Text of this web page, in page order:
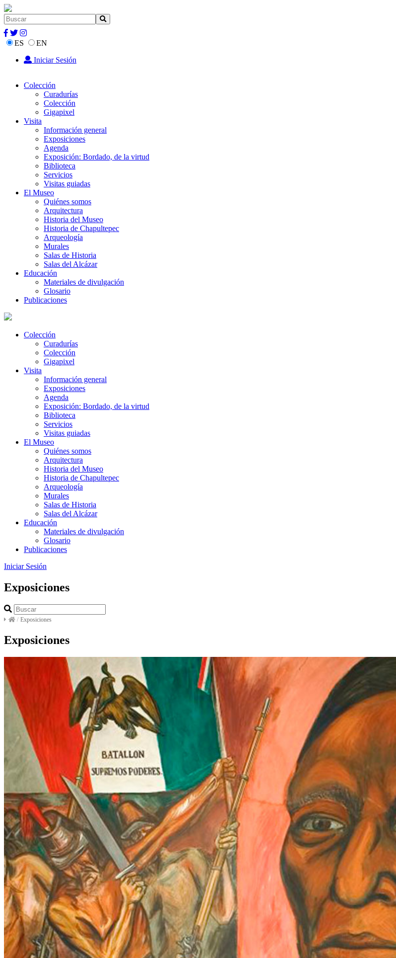
ES
EN
Iniciar Sesión
Colección
Curadurías
Colección
Gigapixel
Visita
Información general
Exposiciones
Agenda
Exposición: Bordado, de la virtud
Biblioteca
Servicios
Visitas guiadas
El Museo
Quiénes somos
Arquitectura
Historia del Museo
Historia de Chapultepec
Arqueología
Murales
Salas de Historia
Salas del Alcázar
Educación
Materiales de divulgación
Glosario
Publicaciones
Colección
Curadurías
Colección
Gigapixel
Visita
Información general
Exposiciones
Agenda
Exposición: Bordado, de la virtud
Biblioteca
Servicios
Visitas guiadas
El Museo
Quiénes somos
Arquitectura
Historia del Museo
Historia de Chapultepec
Arqueología
Murales
Salas de Historia
Salas del Alcázar
Educación
Materiales de divulgación
Glosario
Publicaciones
Iniciar Sesión
Exposiciones
/ Exposiciones
Exposiciones